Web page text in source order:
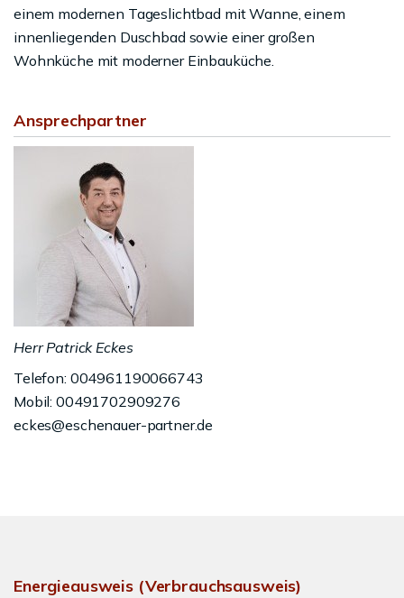
einem modernen Tageslichtbad mit Wanne, einem
innenliegenden Duschbad sowie einer großen
Wohnküche mit moderner Einbauküche.
Ansprechpartner
Herr Patrick Eckes
Telefon: 004961190066743
Mobil: 00491702909276
eckes@eschenauer-partner.de
Energieausweis (Verbrauchsausweis)